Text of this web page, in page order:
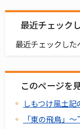
最近チェック
最近チェックした
このページを
しもつけ風土記
「東の飛鳥」